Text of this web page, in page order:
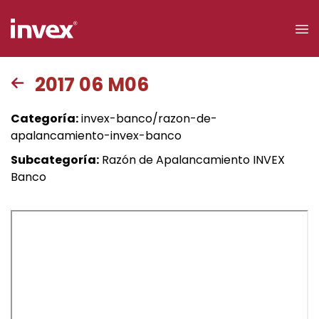
Acceso a
clientes
Buscar
2017 06 M06
Categoría:invex-banco/razon-de-
apalancamiento-invex-banco
Subcategoría: Razón de Apalancamiento INVEX
Banco